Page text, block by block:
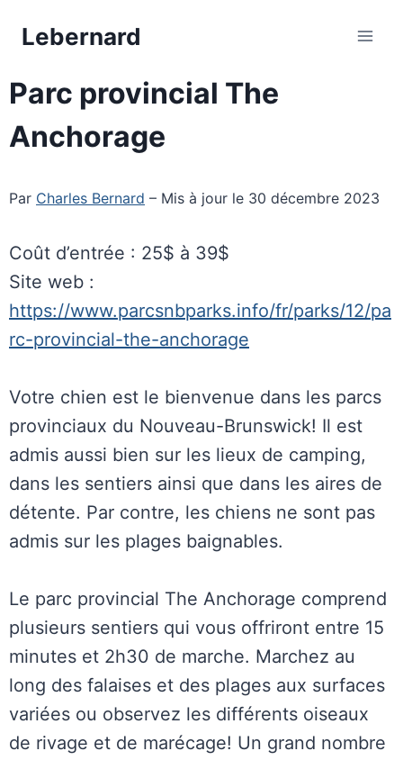
Lebernard
Parc provincial The
Anchorage
Par Charles Bernard – Mis à jour le 30 décembre 2023
Coût d’entrée : 25$ à 39$
Site web :
https://www.parcsnbparks.info/fr/parks/12/pa
rc-provincial-the-anchorage
Votre chien est le bienvenue dans les parcs
provinciaux du Nouveau-Brunswick! Il est
admis aussi bien sur les lieux de camping,
dans les sentiers ainsi que dans les aires de
détente. Par contre, les chiens ne sont pas
admis sur les plages baignables.
Le parc provincial The Anchorage comprend
plusieurs sentiers qui vous offriront entre 15
minutes et 2h30 de marche. Marchez au
long des falaises et des plages aux surfaces
variées ou observez les différents oiseaux
de rivage et de marécage! Un grand nombre